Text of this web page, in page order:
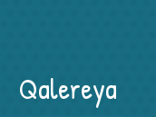
Qalereya